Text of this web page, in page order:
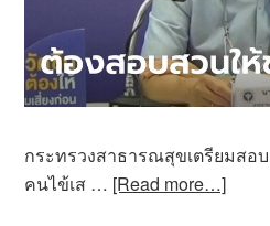
กระทรวงสาธารณสุขเตรียมสอ
คนไข้เส … [Read more…]